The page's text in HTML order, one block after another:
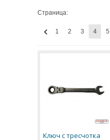
Страница:
1 2 3 4 5
Ключ с тресчотка